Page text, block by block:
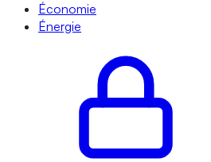
Économie
Énergie